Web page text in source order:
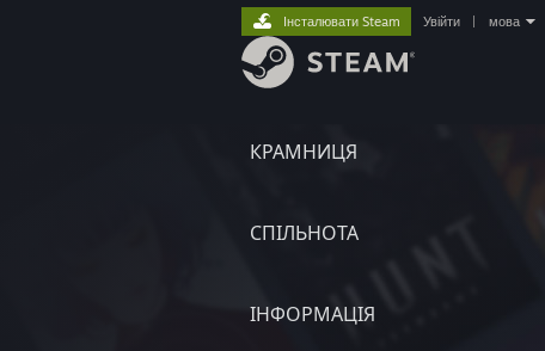
КРАМНИЦЯ
СПІЛЬНОТА
ІНФОРМАЦІЯ
Інсталювати Steam Увійти мова